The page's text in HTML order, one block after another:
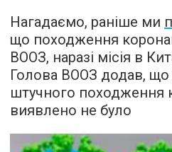
Нагадаємо, раніше ми
що походження
ВООЗ, наразі місія в
Голова ВООЗ додав, що
штучного походження
виявлено не було